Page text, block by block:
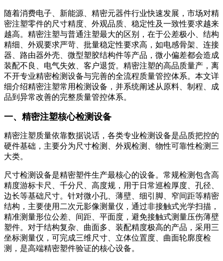
随着消费电子、新能源、精密元器件行业快速发展，市场对精
密注塑零件的尺寸精度、外观品质、稳定性及一致性要求越来
越高。精密注塑与普通注塑最大的区别，在于公差极小、结构
精细、外观要求严苛、批量稳定性要求高，如电感骨架、连接
器、路由器外壳、微型塑胶结构件等产品，微小偏差都会造成
装配不良、电气失效、客户退货。精密注塑的高品质量产，离
不开专业精密检测设备与完善的全流程质量管控体系。本文详
细介绍精密注塑常用检测设备，并系统阐述从原料、制程、成
品到异常改善的完整质量管控体系。
一、精密注塑核心检测设备
精密注塑质量依靠数据说话，各类专业检测设备是品质把控的
硬件基础，主要分为尺寸检测、外观检测、物性可靠性检测三
大类。
尺寸检测设备是精密塑件生产最核心的设备。常规检测包含高
精度游标卡尺、千分尺、高度规，用于日常巡检厚度、孔径、
边长等基础尺寸。针对微小孔、薄壁、细引脚、窄间距等精密
结构，主要使用二次元影像测量仪，通过非接触式光学扫描，
精准测量形位公差、间距、平面度，避免接触式测量压伤薄壁
塑件。对于结构复杂、曲面多、装配精度极高的产品，采用三
坐标测量仪，可完成三维尺寸、立体位置度、曲面轮廓度检
测，是高端精密塑件验证的核心设备。